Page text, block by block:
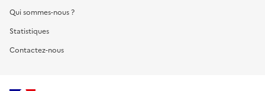
Qui sommes-nous ?
Statistiques
Contactez-nous